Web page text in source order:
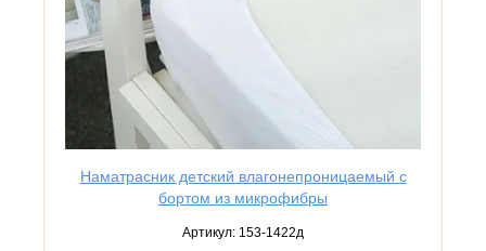
Наматрасник детский влагонепроницаемый с
бортом из микрофибры
Артикул: 153-1422д